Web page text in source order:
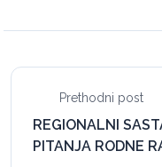
Prethodni post
REGIONALNI
PITANJA RODNE